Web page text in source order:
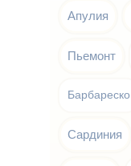
Апулия
Пьемонт
Барбареско
Сардиния